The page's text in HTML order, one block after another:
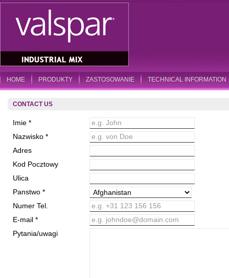
HOME PRODUKTY ZASTOSOWANIE TECHNICAL INFORMATION
CONTACT US
Imie *
e.g. John
Nazwisko *
e.g. von Doe
Adres
Kod Pocztowy
Ulica
Panstwo *
Numer Tel.
e.g. +31 123 156 156
E-mail *
e.g. johndoe@domain.com
Pytania/uwagi